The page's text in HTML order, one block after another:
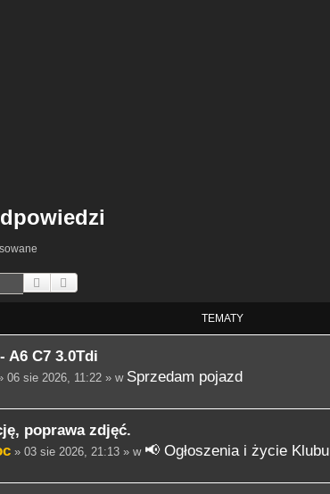
Szukaj
TEMATY
A6 C7 3.0Tdi
06 sie 2026, 11:22 » w Sprzedam pojazd
poprawa zdjęć.
» 03 sie 2026, 21:13 » w 📢 Ogłoszenia i życie Klubu